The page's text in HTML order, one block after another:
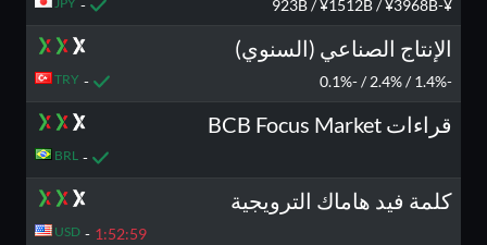
¥-923B / ¥1512B / ¥3968B
-
الإنتاج الصناعي (السنوي)
-1.4% / 2.4% / -0.1%
-
TRY
قراءات BCB Focus Market
-
BRL
كلمة فيد هاماك الترويجية
1:52:58
-
USD